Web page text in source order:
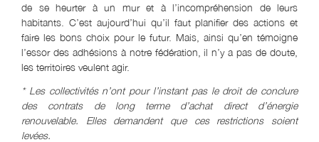
de se heurter à un mur et à l’incompréhension de leurs
habitants. C’est aujourd’hui qu’il faut planifier des actions et
faire les bons choix pour le futur. Mais, ainsi qu’en témoigne
l’essor des adhésions à notre fédération, il n’y a pas de doute,
les territoires veulent agir.
* Les collectivités n’ont pour l’instant pas le droit de conclure
des contrats de long terme d’achat direct d’énergie
renouvelable. Elles demandent que ces restrictions soient
levées.